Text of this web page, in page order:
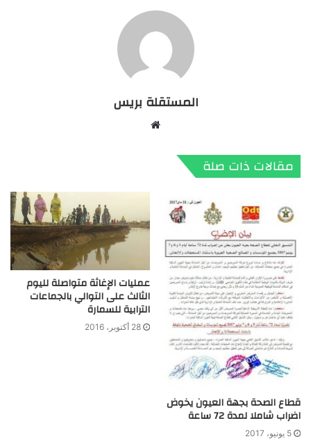
المستقلة بريس
مقالات ذات صلة
قطاع الصحة بجهة العيون يخوض
اضراب شاملا لمدة 72 ساعة
5 يونيو، 2017
عمليات الإغاثة متواصلة لليوم
الثالث على التوالي بالجماعات
الترابية للسمارة
28 أكتوبر، 2016